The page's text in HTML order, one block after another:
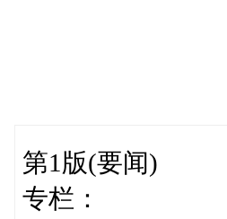
第1版(要闻)
专栏：